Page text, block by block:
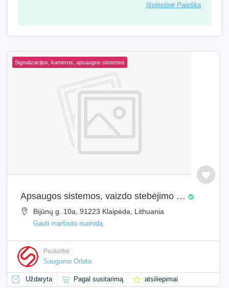
Išplėstinė Paieška
Signalizacijos, kameros, apsaugos sistemos
Apsaugos sistemos, vaizdo stebėjimo kameros. Klaipėda. Montavimas
Bijūnų g. 10a, 91223 Klaipėda, Lithuania
Gauti maršruto nuorodą
Paskelbė:
Saugumo Orbita
Uždaryta Pagal susitarimą atsiliepimai